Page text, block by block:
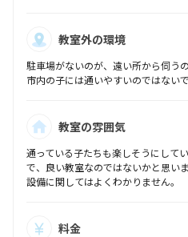
教室外の環境
駐車場がないのが、遠い所から伺う
市内の子には通いやすいのではないで
教室の雰囲気
通っている子たちも楽しそうにして
で、良い教室なのではないかと思いま
設備に関してはよくわかりません。
料金